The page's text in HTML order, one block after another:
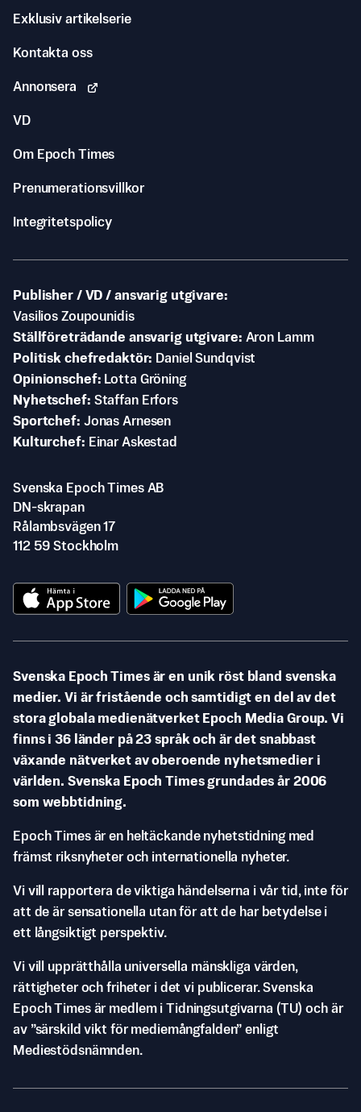
Exklusiv artikelserie
Kontakta oss
Annonsera
VD
Om Epoch Times
Prenumerationsvillkor
Integritetspolicy
Publisher / VD / ansvarig utgivare
Vasilios Zoupounidis
Ställföreträdande ansvarig utgivare Aron Lamm
Politisk chefredaktör
Daniel Sundqvist
Opinionschef
Lotta Gröning
Nyhetschef Staffan Erfors
Sportchef Jonas Arnesen
Kulturchef
Einar Askestad
Svenska Epoch Times AB
DN-skrapan
Rålambsvägen 17
112 59 Stockholm
Svenska Epoch Times är en unik röst bland svenska
medier. Vi är fristående och samtidigt en del av det
stora globala medienätverket Epoch Media Group. Vi
finns i 36 länder på 23 språk och är det snabbast
växande nätverket av oberoende nyhetsmedier i
världen. Svenska Epoch Times grundades år 2006
som webbtidning.
Epoch Times är en heltäckande nyhetstidning med
främst riksnyheter och internationella nyheter.
Vi vill rapportera de viktiga händelserna i vår tid, inte för
att de är sensationella utan för att de har betydelse i
ett långsiktigt perspektiv.
Vi vill upprätthålla universella mänskliga värden,
rättigheter och friheter i det vi publicerar. Svenska
Epoch Times är medlem i Tidningsutgivarna (TU) och är
av ”särskild vikt för mediemångfalden” enligt
Mediestödsnämnden.